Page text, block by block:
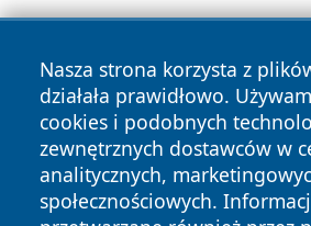
Nasza strona korzysta z
działała prawidłowo.
cookies i podobnych
zewnętrznych dostawców w
analitycznych,
społecznościowych.
Copyright © 2026 zyrardowski24.pl
zastrzeżone.